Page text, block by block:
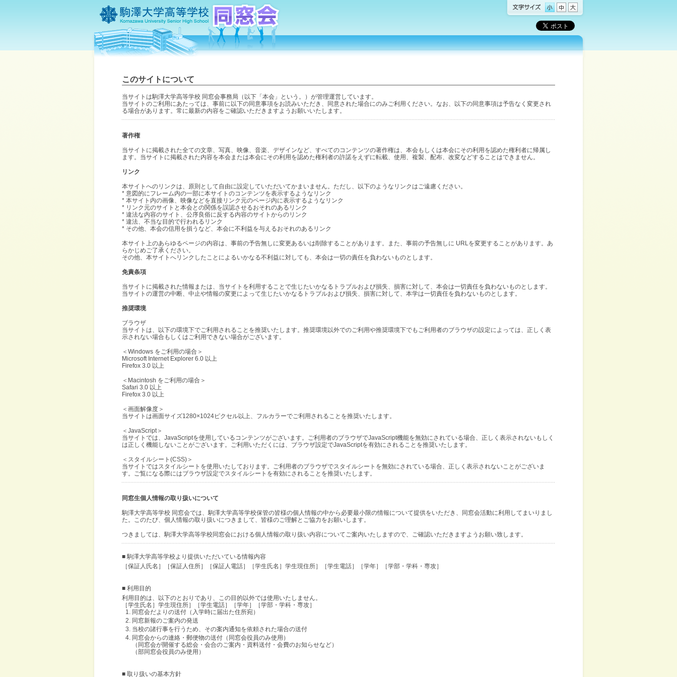
このサイトについて
当サイトは駒澤大学高等学校 同窓会事務局（以下「本会」という。）が管理運営しています。
当サイトのご利用にあたっては、事前に以下の同意事項をお読みいただき、同意された場合にのみご利用ください。なお、以下の同意事項は予告なく変更され
る場合があります。常に最新の内容をご確認いただきますようお願いいたします。
著作権
当サイトに掲載された全ての文章、写真、映像、音楽、デザインなど、すべてのコンテンツの著作権は、本会もしくは本会にその利用を認めた権利者に帰属し
ます。当サイトに掲載された内容を本会または本会にその利用を認めた権利者の許諾をえずに転載、使用、複製、配布、改変などすることはできません。
リンク
本サイトへのリンクは、原則として自由に設定していただいてかまいません。ただし、以下のようなリンクはご遠慮ください。
* 意図的にフレーム内の一部に本サイトのコンテンツを表示するようなリンク
* 本サイト内の画像、映像などを直接リンク元のページ内に表示するようなリンク
* リンク元のサイトと本会との関係を誤認させるおそれのあるリンク
* 違法な内容のサイト、公序良俗に反する内容のサイトからのリンク
* 違法、不当な目的で行われるリンク
* その他、本会の信用を損うなど、本会に不利益を与えるおそれのあるリンク
本サイト上のあらゆるページの内容は、事前の予告無しに変更あるいは削除することがあります。また、事前の予告無しに URLを変更することがあります。あ
らかじめご了承ください。
その他、本サイトへリンクしたことによるいかなる不利益に対しても、本会は一切の責任を負わないものとします。
免責条項
当サイトに掲載された情報または、当サイトを利用することで生じたいかなるトラブルおよび損失、損害に対して、本会は一切責任を負わないものとします。
当サイトの運営の中断、中止や情報の変更によって生じたいかなるトラブルおよび損失、損害に対して、本学は一切責任を負わないものとします。
推奨環境
ブラウザ
当サイトは、以下の環境下でご利用されることを推奨いたします。推奨環境以外でのご利用や推奨環境下でもご利用者のブラウザの設定によっては、正しく表
示されない場合もしくはご利用できない場合がございます。
＜Windows をご利用の場合＞
Microsoft Internet Explorer 6.0 以上
Firefox 3.0 以上
＜Macintosh をご利用の場合＞
Safari 3.0 以上
Firefox 3.0 以上
＜画面解像度＞
当サイトは画面サイズ1280×1024ピクセル以上、フルカラーでご利用されることを推奨いたします。
＜JavaScript＞
当サイトでは、JavaScriptを使用しているコンテンツがございます。ご利用者のブラウザでJavaScript機能を無効にされている場合、正しく表示されないもしく
は正しく機能しないことがございます。ご利用いただくには、ブラウザ設定でJavaScriptを有効にされることを推奨いたします。
＜スタイルシート(CSS)＞
当サイトではスタイルシートを使用いたしております。ご利用者のブラウザでスタイルシートを無効にされている場合、正しく表示されないことがございま
す。ご覧になる際にはブラウザ設定でスタイルシートを有効にされることを推奨いたします。
同窓生個人情報の取り扱いについて
駒澤大学高等学校 同窓会では、駒澤大学高等学校保管の皆様の個人情報の中から必要最小限の情報について提供をいただき、同窓会活動に利用してまいりまし
た。このたび、個人情報の取り扱いにつきまして、皆様のご理解とご協力をお願いします。
つきましては、駒澤大学高等学校同窓会における個人情報の取り扱い内容についてご案内いたしますので、ご確認いただきますようお願い致します。
■ 駒澤大学高等学校より提供いただいている情報内容
［保証人氏名］［保証人住所］［保証人電話］［学生氏名］学生現住所］［学生電話］［学年］［学部・学科・専攻］
■ 利用目的
利用目的は、以下のとおりであり、この目的以外では使用いたしません。
［学生氏名］学生現住所］［学生電話］［学年］［学部・学科・専攻］
同窓会だよりの送付（入学時に届出た住所宛）
同窓新報のご案内の発送
当校の諸行事を行うため、その案内通知を依頼された場合の送付
同窓会からの連絡・郵便物の送付（同窓会役員のみ使用）
（同窓会が開催する総会・会合のご案内・資料送付・会費のお知らせなど）
（部同窓会役員のみ使用）
■ 取り扱いの基本方針